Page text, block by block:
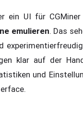
ein UI für
emulieren. Das
klar auf der
und